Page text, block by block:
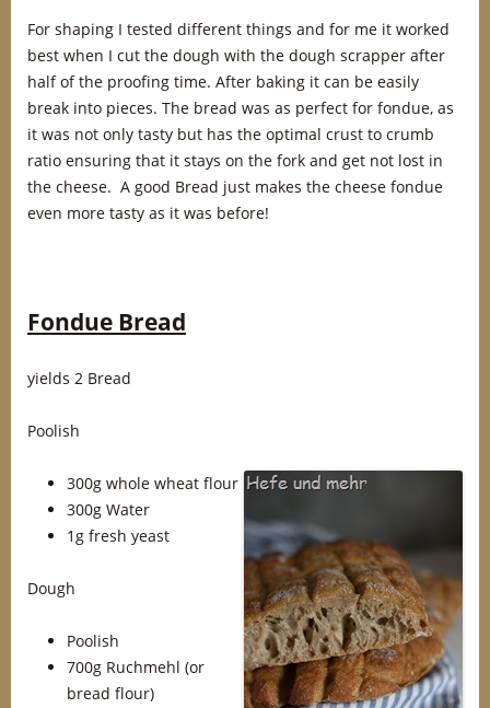
For shaping I tested different things and for me it worked
best when I cut the dough with the dough scrapper after
half of the proofing time. After baking it can be easily
break into pieces. The bread was as perfect for fondue, as
it was not only tasty but has the optimal crust to crumb
ratio ensuring that it stays on the fork and get not lost in
the cheese. A good Bread just makes the cheese fondue
even more tasty as it was before!
Fondue Bread
yields 2 Bread
Poolish
300g whole wheat flour
300g Water
1g fresh yeast
Dough
Poolish
700g Ruchmehl (or
bread flour)